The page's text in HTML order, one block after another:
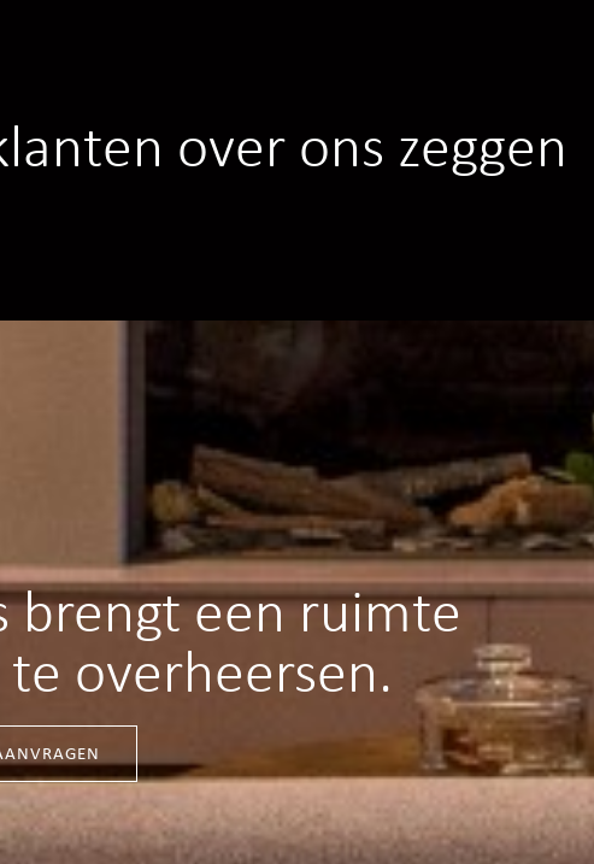
over ons zeggen
brengt een ruimte
overheersen.